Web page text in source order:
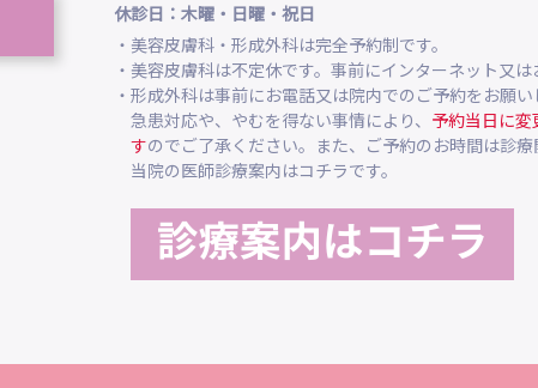
休診日：木曜・日曜・祝日
・美容皮膚科・形成外科は完全予約制です。
・美容皮膚科は不定休です。事前にインターネット又は
・形成外科は事前にお電話又は院内でのご予約をお願い
急患対応や、やむを得ない事情により、 予約当日に
すのでご了承ください。また、ご予約のお時間は診療
当院の医師診療案内はコチラです。